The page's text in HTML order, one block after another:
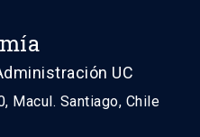
UC
Macul. Santiago, Chile